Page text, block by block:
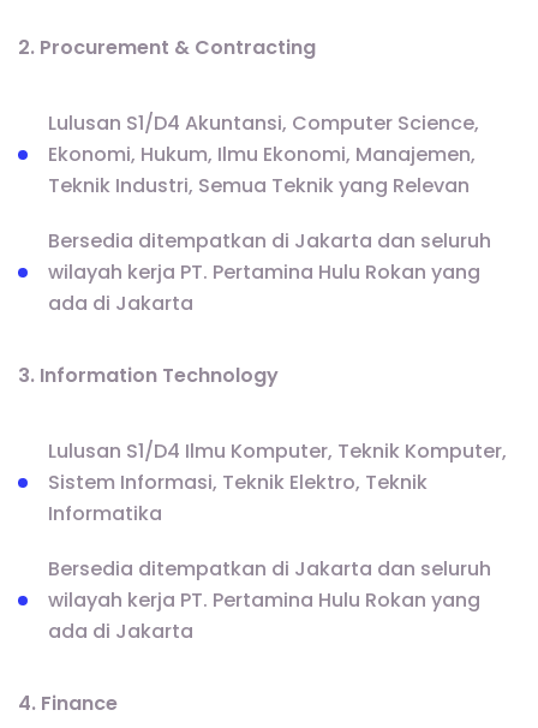
2. Procurement & Contracting
Lulusan S1/D4 Akuntansi, Computer Science,
Ekonomi, Hukum, Ilmu Ekonomi, Manajemen,
Teknik Industri, Semua Teknik yang Relevan
Bersedia ditempatkan di Jakarta dan seluruh
wilayah kerja PT. Pertamina Hulu Rokan yang
ada di Jakarta
3. Information Technology
Lulusan S1/D4 Ilmu Komputer, Teknik Komputer,
Sistem Informasi, Teknik Elektro, Teknik
Informatika
Bersedia ditempatkan di Jakarta dan seluruh
wilayah kerja PT. Pertamina Hulu Rokan yang
ada di Jakarta
4. Finance